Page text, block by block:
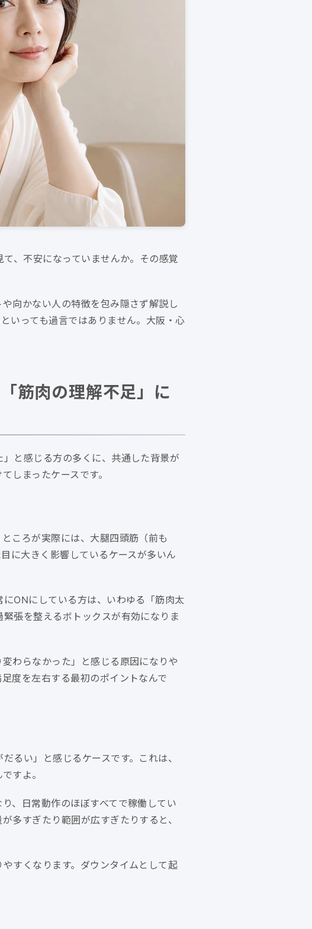
、不安になっていませんか。その感覚
向かない人の特徴を包み隠さず解説し
いっても過言ではありません。大阪・心
筋肉の理解不足」に
と感じる方の多くに、共通した背景が
しまったケースです。
ころが実際には、大腿四頭筋（前も
に大きく影響しているケースが多いん
ONにしている方は、いわゆる「筋肉太
張を整えるボトックスが有効になりま
わらなかった」と感じる原因になりや
度を左右する最初のポイントなんで
るい」と感じるケースです。これは、
すよ。
、日常動作のほぼすべてで稼働してい
多すぎたり範囲が広すぎたりすると、
すくなります。ダウンタイムとして起